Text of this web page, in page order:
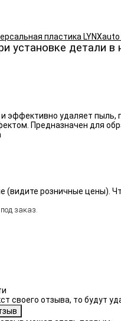
установке детали
эффективно удаляет пыль,
Предназначен для
(видите розничные цены).
заказ.
своего отзыва, то будут